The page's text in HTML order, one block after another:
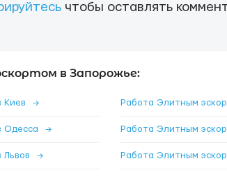
чтобы оставлять
в Запорожье:
Киев → Работа Элитным
Одесса → Работа Элитным
Львов → Работа Элитным